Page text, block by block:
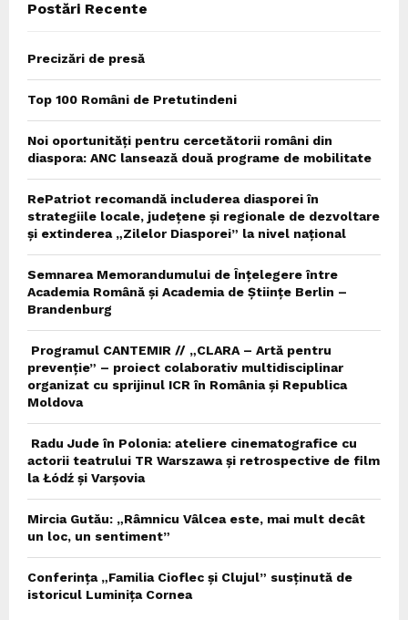
Postări Recente
Precizări de presă
Top 100 Români de Pretutindeni
Noi oportunități pentru cercetătorii români din
diaspora: ANC lansează două programe de mobilitate
RePatriot recomandă includerea diasporei în
strategiile locale, județene și regionale de dezvoltare
și extinderea „Zilelor Diasporei” la nivel național
Semnarea Memorandumului de Înțelegere între
Academia Română și Academia de Științe Berlin –
Brandenburg
Programul CANTEMIR // „CLARA – Artă pentru
prevenție” – proiect colaborativ multidisciplinar
organizat cu sprijinul ICR în România și Republica
Moldova
Radu Jude în Polonia: ateliere cinematografice cu
actorii teatrului TR Warszawa și retrospective de film
la Łódź și Varșovia
Mircia Gutău: „Râmnicu Vâlcea este, mai mult decât
un loc, un sentiment”
Conferința „Familia Cioflec și Clujul” susținută de
istoricul Luminița Cornea